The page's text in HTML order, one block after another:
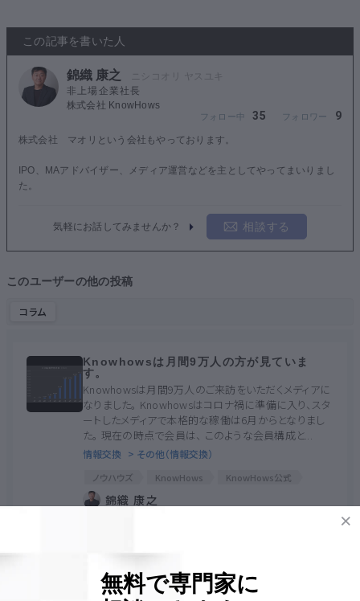
この記事を書いた人
錦織 康之
非上場企業社長
株式会社 KnowHows
35 9
株式会社 マオリという会社もやっております。
IPO、MAアドバイザー、メディア運営などを主としてやってまいりまし
た。
気軽にお話してみませんか？ 相談する
このユーザーの他の投稿
コラム
Knowhowsは月間9万人の方が見ていま
す。
Knowhowsは月間9万人のご来訪をいただくメディアに
なりました。 Knowhowsはコロナ禍に準備に入り、スタ
ートしたメディアで本格的な稼働は6月からとなりまし
た。 現在の時点で会員は、 このような会員構成と...
情報交換 > その他（情報交換）
ノウハウズ KnowHows
KnowHows公式
ノウハウズ公式
錦織 康之
KnowHowsのサービス説明動画が作成されました。
KnowHowsのサービス動画をONION社の方々にご協
無料で専門家に